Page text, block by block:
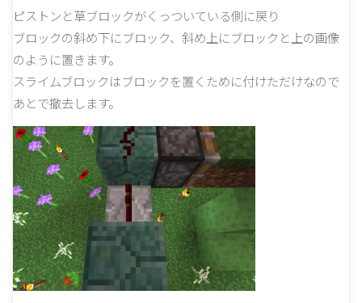
ピストンと草ブロックがくっついている側に戻り
ブロックの斜め下にブロック、斜め上にブロックと上の画像
のように置きます。
スライムブロックはブロックを置くために付けただけなので
あとで撤去します。